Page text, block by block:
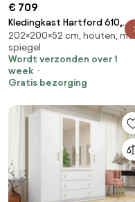
€ 709
Kledingkast Hartford 610,
Kasjmier, Gouden,
202x200x52cm, 135.3 kg,
Kledingkast deuren: Met
scharnieren
202×200×52 cm, houten, met
spiegel
Wordt verzonden over 1
week
Gratis bezorging